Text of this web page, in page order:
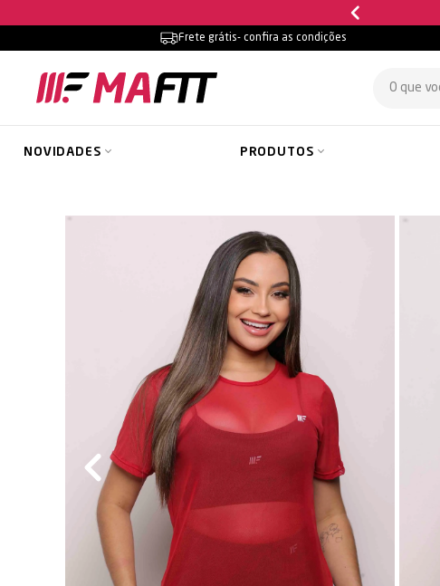
Frete grátis- confira as condições
NOVIDADES PRODUTOS